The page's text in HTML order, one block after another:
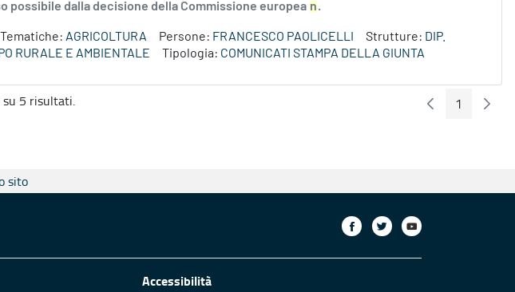
possibile dalla decisione della Commissione europea n.
AGRICOLTURA Persone: FRANCESCO PAOLICELLI Strutture: DIP.
RURALE E AMBIENTALE
Tipologia: COMUNICATI STAMPA DELLA GIUNTA
5 risultati. PaginaPagina
1
sito
Accessibilità